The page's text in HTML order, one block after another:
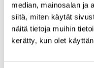
median, mainosalan ja
siitä, miten käytät
näitä tietoja muihin
kerätty, kun olet
SIJOITUSTOIMINTA